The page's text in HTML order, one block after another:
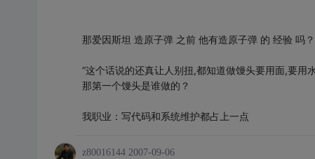
那爱因斯坦 造原子弹 之前 他有造原子弹 的 经验 吗？
“这个话说的还真让人别扭,都知道做馒头要用面,要用
那第一个馒头是谁做的？
我职业：写代码和系统维护都占上一点
z80016144 2007-09-06